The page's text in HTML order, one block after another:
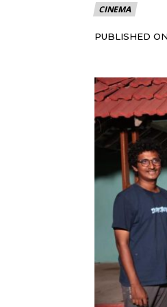
CINEMA
PUBLISHED ON